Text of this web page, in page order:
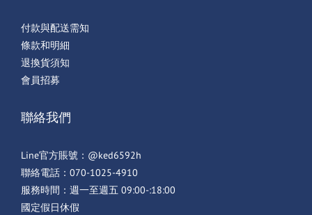
付款與配送需知
條款和明細
退換貨須知
會員招募
聯絡我們
Line官方賬號：@ked6592h
聯絡電話：070-1025-4910
服務時間：週一至週五 09:00-:18:00
國定假日休假